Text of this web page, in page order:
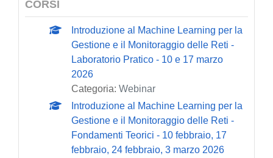
CORSI
Introduzione al Machine Learning per la
Gestione e il Monitoraggio delle Reti -
Laboratorio Pratico - 10 e 17 marzo
2026
Categoria: Webinar
Introduzione al Machine Learning per la
Gestione e il Monitoraggio delle Reti -
Fondamenti Teorici - 10 febbraio, 17
febbraio, 24 febbraio, 3 marzo 2026